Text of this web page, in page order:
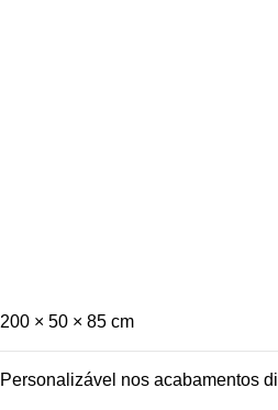
200 × 50 × 85 cm
Personalizável nos acabamentos